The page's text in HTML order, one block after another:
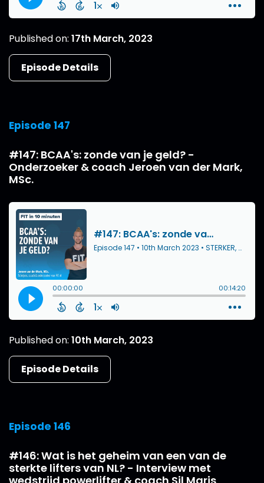
Published on: 17th March, 2023
Episode Details
Episode 147
#147: BCAA's: zonde van je geld? -
Onderzoeker & coach Jeroen van der Mark,
MSc.
Published on: 10th March, 2023
Episode Details
Episode 146
#146: Wat is het geheim van een van de
sterkte lifters van NL? - Interview met